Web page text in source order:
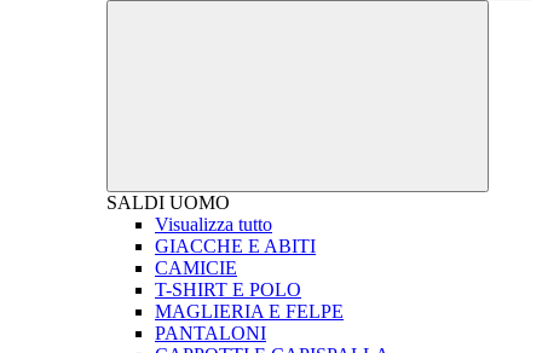
SALDI UOMO
Visualizza tutto
GIACCHE E ABITI
CAMICIE
T-SHIRT E POLO
MAGLIERIA E FELPE
PANTALONI